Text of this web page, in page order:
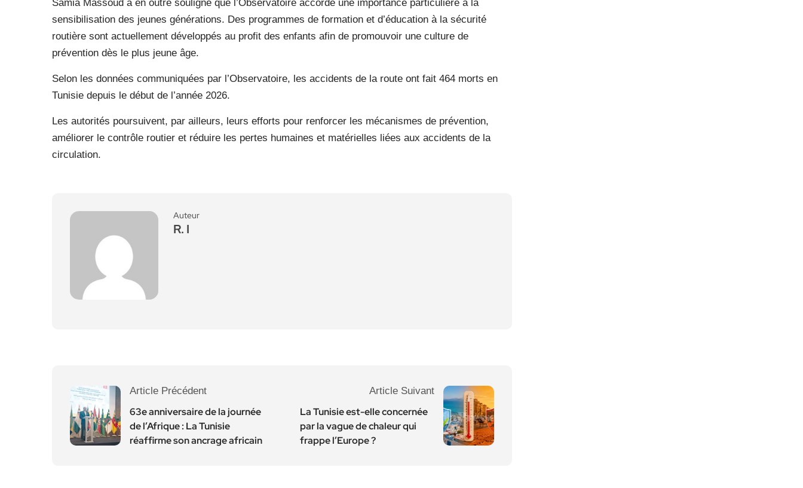
Samia Massoud a en outre souligné que l’Observatoire accorde une importance particulière à la
sensibilisation des jeunes générations. Des programmes de formation et d’éducation à la sécurité
routière sont actuellement développés au profit des enfants afin de promouvoir une culture de
prévention dès le plus jeune âge.
Selon les données communiquées par l’Observatoire, les accidents de la route ont fait 464 morts en
Tunisie depuis le début de l’année 2026.
Les autorités poursuivent, par ailleurs, leurs efforts pour renforcer les mécanismes de prévention,
améliorer le contrôle routier et réduire les pertes humaines et matérielles liées aux accidents de la
circulation.
Auteur
R. I
Article Précédent
63e anniversaire de la journée
de l’Afrique : La Tunisie
réaffirme son ancrage africain
Article Suivant
La Tunisie est-elle concernée
par la vague de chaleur qui
frappe l’Europe ?